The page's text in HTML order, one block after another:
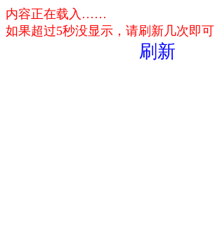
内容正在载入……
如果超过5秒没显示，请刷新几次即可
刷新